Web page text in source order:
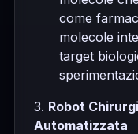
come
molecole
target
3. Robot
Automatizzata